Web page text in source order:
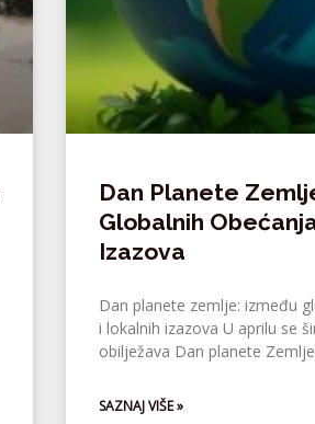
Dan Planete
Globalnih
Izazova
Dan planete zemlje: između
i lokalnih izazova U aprilu se
obilježava Dan planete
SAZNAJ VIŠE »